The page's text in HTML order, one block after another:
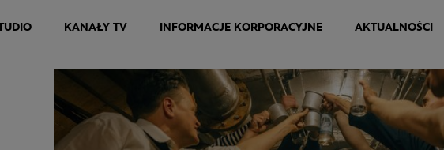
KANAŁY TV INFORMACJE KORPORACYJNE AKTUALNOŚCI